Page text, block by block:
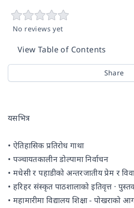
No reviews yet
View Table of Contents
Share
यसभित्र
• ऐतिहासिक प्रतिरोध गाथा
• पञ्चायतकालीन डोल्पामा निर्वाचन
• मधेसी र पहाडीको अन्तरजातीय प्रेम र
• हरिहर संस्कृत पाठशालाको इतिवृत्त ·
• महामारीमा विद्यालय शिक्षा -